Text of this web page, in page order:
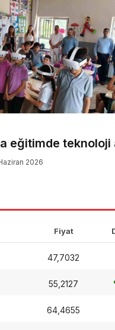
eğitimde teknoloji
2026
Fiyat
47,7032
55,2127
64,4655